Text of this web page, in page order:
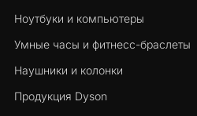
Ноутбуки и компьютеры
Умные часы и фитнесс-браслеты
Наушники и колонки
Продукция Dyson